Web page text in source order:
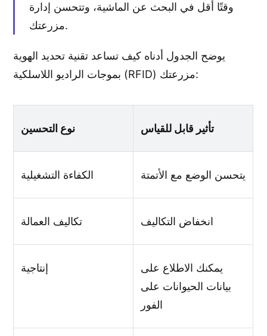
وقتًا أقل في البحث عن الماشية، وتتحسن إدارة
مزرعتك.
يوضح الجدول أدناه كيف تساعد تقنية تحديد الهوية
بموجات الراديو اللاسلكية (RFID) مزرعتك:
نوع التحسين تأثير قابل للقياس
الكفاءة التشغيلية يتحسن الوضع مع الأتمتة
تكاليف العمالة انخفاض التكاليف
إنتاجية
يمكنك الاطلاع على
بيانات الحيوانات على
الفور